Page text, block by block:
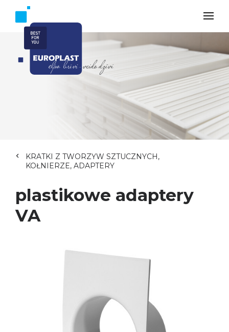
KRATKI Z TWORZYW SZTUCZNYCH,
KOŁNIERZE, ADAPTERY
plastikowe adaptery
VA